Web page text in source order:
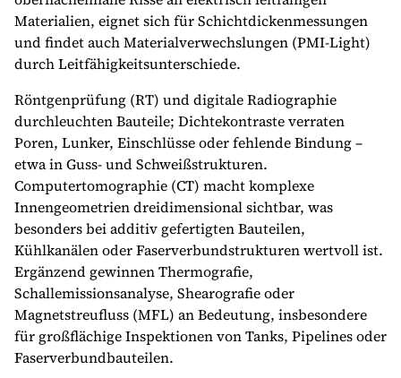
Materialien, eignet sich für Schichtdickenmessungen
und findet auch Materialverwechslungen (PMI-Light)
durch Leitfähigkeitsunterschiede.
Röntgenprüfung (RT) und digitale Radiographie
durchleuchten Bauteile; Dichtekontraste verraten
Poren, Lunker, Einschlüsse oder fehlende Bindung –
etwa in Guss- und Schweißstrukturen.
Computertomographie (CT) macht komplexe
Innengeometrien dreidimensional sichtbar, was
besonders bei additiv gefertigten Bauteilen,
Kühlkanälen oder Faserverbundstrukturen wertvoll ist.
Ergänzend gewinnen Thermografie,
Schallemissionsanalyse, Shearografie oder
Magnetstreufluss (MFL) an Bedeutung, insbesondere
für großflächige Inspektionen von Tanks, Pipelines oder
Faserverbundbauteilen.